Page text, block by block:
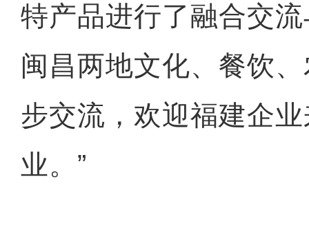
特产品进行了融合交
闽昌两地文化、餐饮
步交流，欢迎福建企
业。”
新疆库车：大龙池碧波